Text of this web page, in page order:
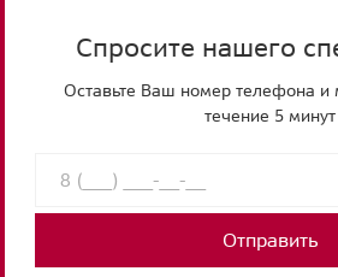
Спросите нашего
Оставьте Ваш номер телефона
течение 5 минут
Отправить